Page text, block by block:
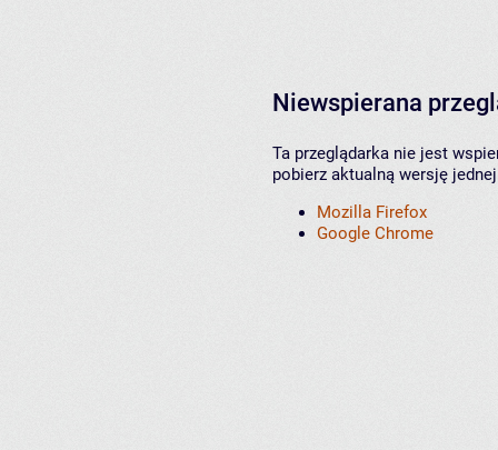
Niewspierana
Ta przeglądarka nie jest
pobierz aktualną wersję
Mozilla Firefox
Google Chrome